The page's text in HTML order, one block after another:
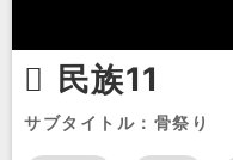
民族11
サブタイトル：骨祭り